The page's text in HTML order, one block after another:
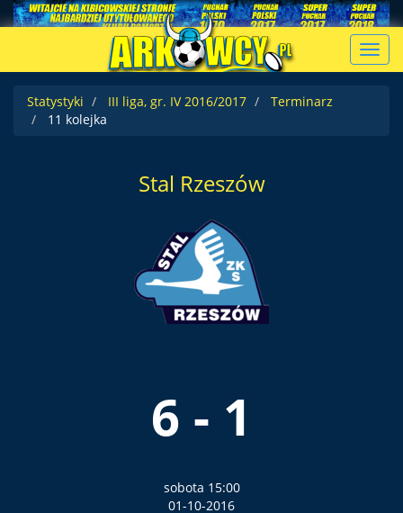
Statystyki
III liga, gr. IV 2016/2017
Terminarz
11 kolejka
Stal Rzeszów
6 - 1
sobota 15:00
01-10-2016